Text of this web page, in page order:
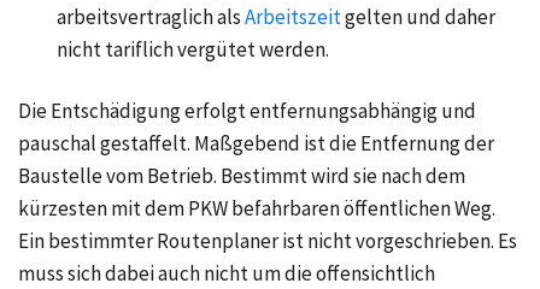
arbeitsvertraglich alsArbeitszeitgelten und daher
nicht tariflich vergütet werden.
Die Entschädigung erfolgt entfernungsabhängig und
pauschal gestaffelt. Maßgebend ist die Entfernung der
Baustelle vom Betrieb. Bestimmt wird sie nach dem
kürzesten mit dem PKW befahrbaren öffentlichen Weg.
Ein bestimmter Routenplaner ist nicht vorgeschrieben. Es
muss sich dabei auch nicht um die offensichtlich